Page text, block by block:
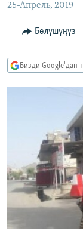
МАДАНИЯТ
ТВ
БҮГҮН АЗАТТЫКТА
ЭЖЕ-СИҢДИЛЕР
АЗАТТЫК+
ЫҢГАЙСЫЗ
ПОДКАСТ
Русский
ОНЛАЙН ШЕРИНЕ
ЭЕ/АРнун
25-Апрель, 2019
Бөлүшүңүз
Бизди Google'дан